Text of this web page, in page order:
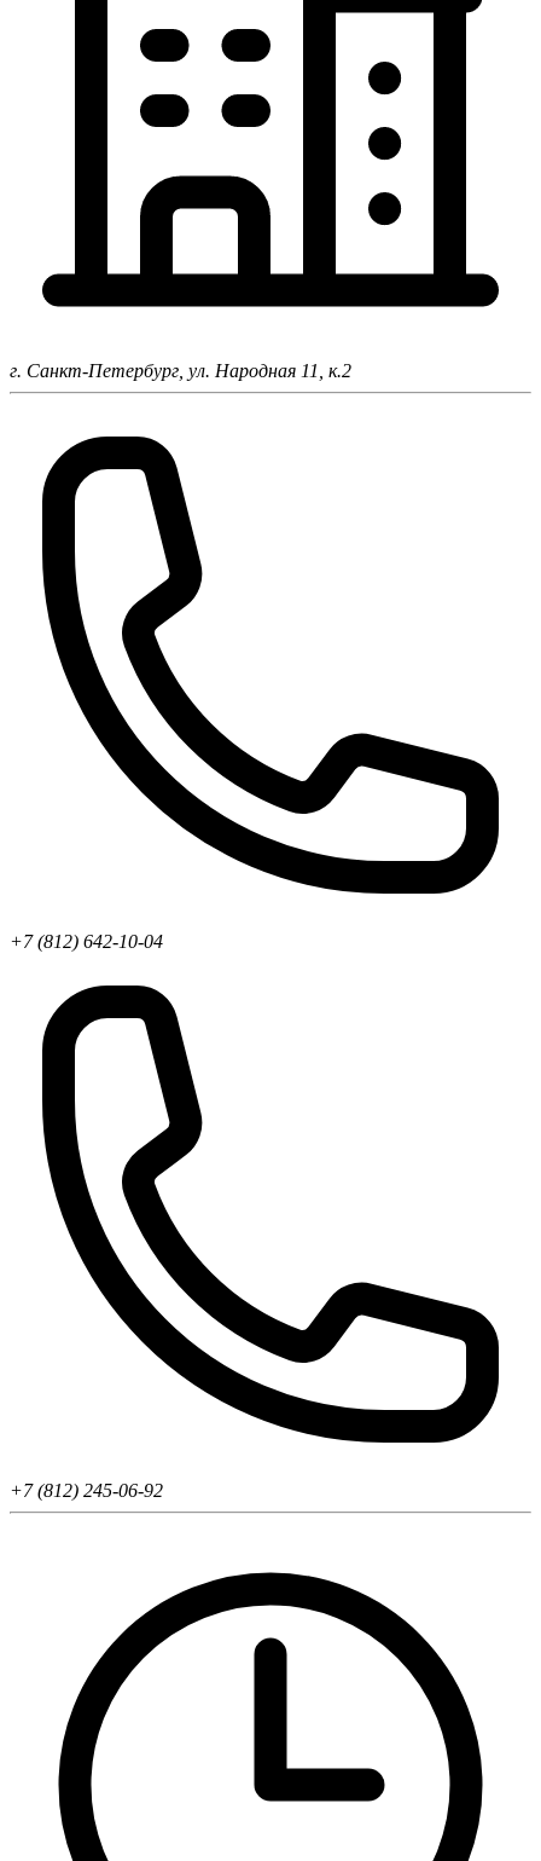
г. Санкт-Петербург, ул. Народная 11, к.2
+7 (812) 642-10-04
+7 (812) 245-06-92